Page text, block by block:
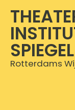
SPIEGEL
Rotterdams